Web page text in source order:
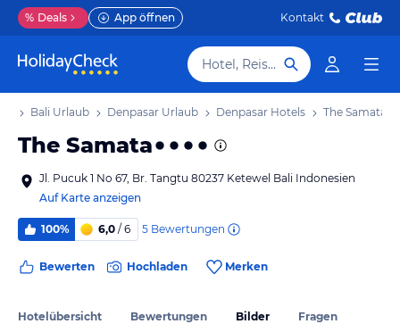
% Deals App öffnen Kontakt
Hotel, Reiseziel
Bali Urlaub Denpasar Urlaub Denpasar Hotels The Samata
The Samata
Jl. Pucuk 1 No 67, Br. Tangtu 80237 Ketewel Bali Indonesien
Auf Karte anzeigen
100% 6,0 / 6 5 Bewertungen
Bewerten Hochladen Merken
Hotelübersicht Bewertungen Bilder Fragen